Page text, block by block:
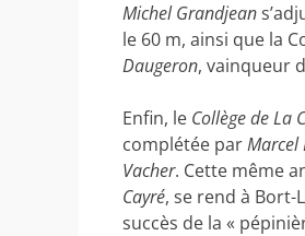
Michel Grandjean
le 60 m, ainsi que la
Daugeron, vainqueur
Enfin, le Collège de La
complétée parMarcel
Vacher. Cette même
Cayré, se rend à Bort-
succès de la «